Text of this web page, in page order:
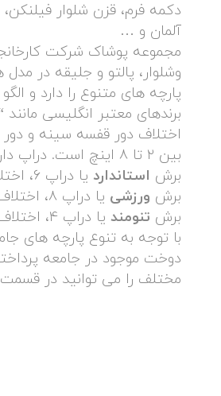
دکمه فرم، قزن شلوار فیلنکن،
آلمان و …
مجموعه پوشاک شرکت
وشلوار، پالتو و جلیقه در
پارچه های متنوع را دارد و
برندهای معتبر انگلیسی
اختلاف دور قفسه سینه و دور
بین ۲ تا ۸ اینچ است. دراپ دارای انواع زیر است:
برش استاندارد یا دراپ ۶، اختلاف دور سینه و دور کمر ۶ اینچ است.
برش ورزشی یا دراپ ۸، اختلاف دور سینه و دور کمر ۸ اینچ است.
برش تنومند یا دراپ ۴، اختلاف دور سینه و دور کمر ۴ اینچ است.
با توجه به تنوع پارچه های
دوخت موجود در جامعه
مختلف را می توانید در قسمت